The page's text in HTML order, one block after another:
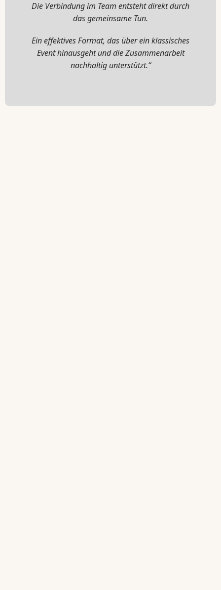
Die Verbindung im Team entsteht direkt durch
das gemeinsame Tun.
Ein effektives Format, das über ein klassisches
Event hinausgeht und die Zusammenarbeit
nachhaltig unterstützt.“